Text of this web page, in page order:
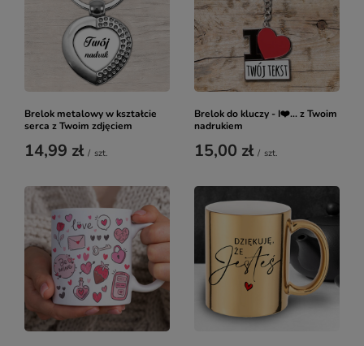
Brelok metalowy w kształcie
serca z Twoim zdjęciem
14,99 zł / szt.
Brelok do kluczy - I❤️... z Twoim
nadrukiem
15,00 zł / szt.